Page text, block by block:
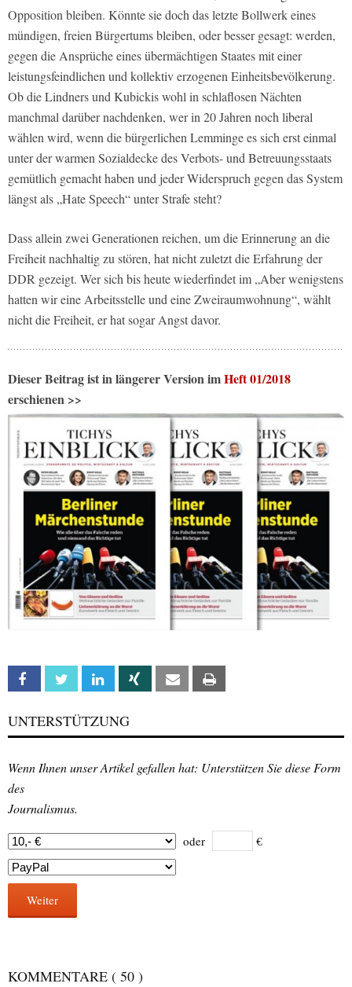
Opposition bleiben. Könnte sie doch das letzte Bollwerk eines
mündigen, freien Bürgertums bleiben, oder besser gesagt: werden,
gegen die Ansprüche eines übermächtigen Staates mit einer
leistungsfeindlichen und kollektiv erzogenen Einheitsbevölkerung.
Ob die Lindners und Kubickis wohl in schlaflosen Nächten
manchmal darüber nachdenken, wer in 20 Jahren noch liberal
wählen wird, wenn die bürgerlichen Lemminge es sich erst einmal
unter der warmen Sozialdecke des Verbots- und Betreuungsstaats
gemütlich gemacht haben und jeder Widerspruch gegen das System
längst als „Hate Speech“ unter Strafe steht?
Dass allein zwei Generationen reichen, um die Erinnerung an die
Freiheit nachhaltig zu stören, hat nicht zuletzt die Erfahrung der
DDR gezeigt. Wer sich bis heute wiederfindet im „Aber wenigstens
hatten wir eine Arbeitsstelle und eine Zweiraumwohnung“, wählt
nicht die Freiheit, er hat sogar Angst davor.
Dieser Beitrag ist in längerer Version imHeft 01/2018
erschienen >>
Facebook Twitter Linkedin Xing Email
UNTERSTÜTZUNG
Wenn Ihnen unser Artikel gefallen hat: Unterstützen Sie diese Form
des
Journalismus.
oder €
Weiter
KOMMENTARE ( 50 )